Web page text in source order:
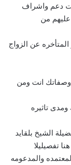
دعم واشراف
من
عن الزواج
انت ومن
تاثيره
الشيخ بلقايد
تفصيليلا
والمدعومه